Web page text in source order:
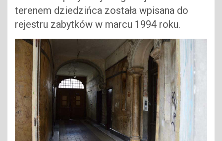
terenem dziedzińca została wpisana do
rejestru zabytków w marcu 1994 roku.